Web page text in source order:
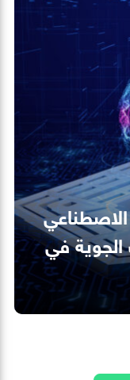
الاصطناعي
في